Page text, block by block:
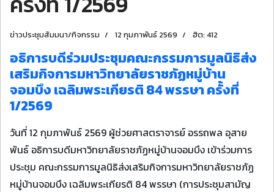
ข่าวประชุมสัมมนา/กิจกรรม 12 กุมภาพันธ์ 2569 ฮิต: 412
อธิการบดีร่วมประชุมคณะกรรมการมูลนิธิส่ง
เสริมกิจการมหาวิทยาลัยราชภัฏหมู่บ้าน
จอมบึง เฉลิมพระเกียรติ 84 พรรษา ครั้งที่
1/2569
วันที่ 12 กุมภาพันธ์ 2569 ผู้ช่วยศาสตราจารย์ อรรถพล อุสาย
พันธ์ อธิการบดีมหาวิทยาลัยราชภัฏหมู่บ้านจอมบึง เข้าร่วมการ
ประชุม คณะกรรมการมูลนิธิส่งเสริมกิจการมหาวิทยาลัยราชภัฏ
หมู่บ้านจอมบึง เฉลิมพระเกียรติ 84 พรรษา (การประชุมสามัญ